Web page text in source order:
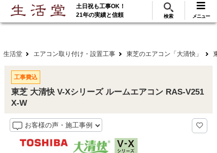
ご利用 288万･工事実績117万件! 無料見積
土日祝も工事OK！
21年の実績と信頼
検索 メニュー
生活堂 エアコン取り付け・設置工事 東芝のエアコン「大清快」
工事費込
東芝 大清快 V-Xシリーズ ルームエアコン RAS-V251
X-W
お客様の声・施工事例